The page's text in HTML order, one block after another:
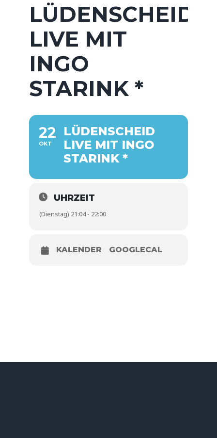
LÜDENSCHEID
LIVE MIT
INGO
STARINK *
22
OKT
LÜDENSCHEID
LIVE MIT INGO
STARINK *
UHRZEIT
(Dienstag) 21:04 - 22:00
KALENDER GOOGLECAL